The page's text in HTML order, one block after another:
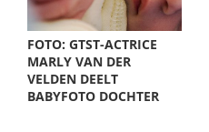
FOTO: GTST-ACTRICE
MARLY VAN DER
VELDEN DEELT
BABYFOTO DOCHTER